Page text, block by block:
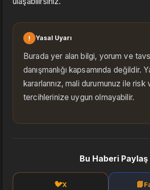
! Yasal Uyarı
Burada yer alan bilgi, yorum ve
danışmanlığı kapsamında değildir.
kararlarınız, mali durumunuz ile risk
tercihlerinize uygun olmayabilir.
Bu Haberi Paylaş
🐦X 📘